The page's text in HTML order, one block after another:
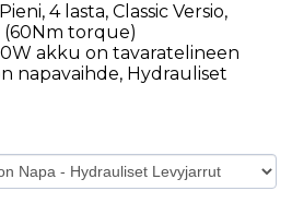
4 lasta, Classic Versio,
(60Nm torque)
akku on tavaratelineen
napavaihde, Hydrauliset